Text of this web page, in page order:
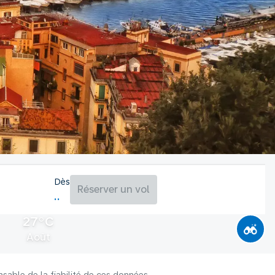
27°C
Août
Dès
Réserver un vol